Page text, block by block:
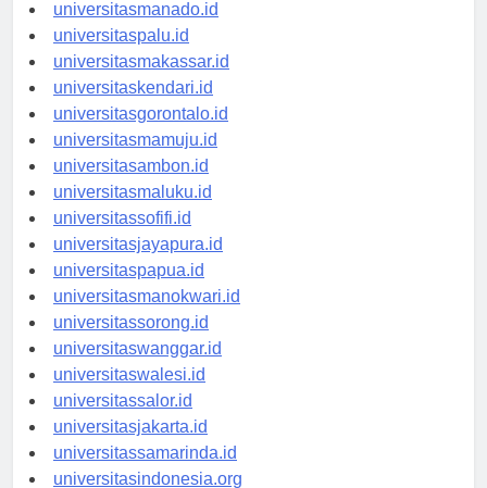
universitasmanado.id
universitaspalu.id
universitasmakassar.id
universitaskendari.id
universitasgorontalo.id
universitasmamuju.id
universitasambon.id
universitasmaluku.id
universitassofifi.id
universitasjayapura.id
universitaspapua.id
universitasmanokwari.id
universitassorong.id
universitaswanggar.id
universitaswalesi.id
universitassalor.id
universitasjakarta.id
universitassamarinda.id